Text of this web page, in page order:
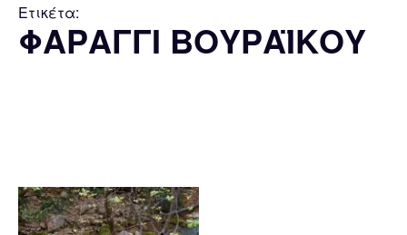
Ετικέτα:
ΦΑΡΑΓΓΙ ΒΟΥΡΑΪΚΟΥ